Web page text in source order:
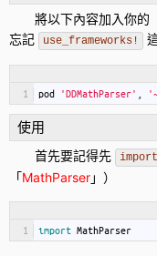
將以下內容加入你的
忘記
use_frameworks!
1 pod 'DDMathParser'
使用
首先要記得先 import
「MathParser」）
1 import MathParser